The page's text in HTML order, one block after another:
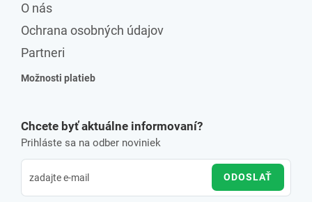
O nás
Ochrana osobných údajov
Partneri
Možnosti platieb
Chcete byť aktuálne informovaní?
Prihláste sa na odber noviniek
ODOSLAŤ